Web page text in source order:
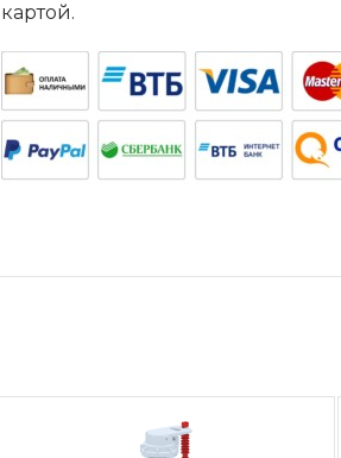
картой.